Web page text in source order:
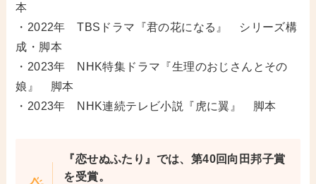
本
・2022年 TBSドラマ『君の花になる』 シリーズ構
成・脚本
・2023年 NHK特集ドラマ『生理のおじさんとその
娘』 脚本
・2023年 NHK連続テレビ小説『虎に翼』 脚本
『恋せぬふたり』では、第40回向田邦子賞
を受賞。